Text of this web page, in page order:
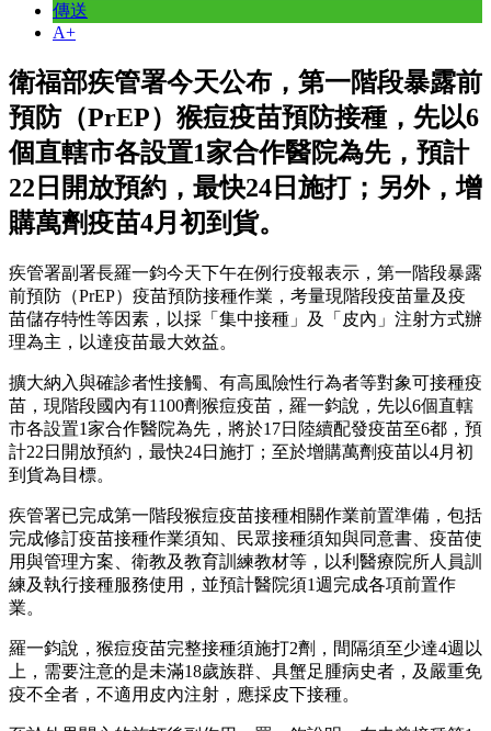
傳送
A+
衛福部疾管署今天公布，第一階段暴露前
預防（PrEP）猴痘疫苗預防接種，先以6
個直轄市各設置1家合作醫院為先，預計
22日開放預約，最快24日施打；另外，增
購萬劑疫苗4月初到貨。
疾管署副署長羅一鈞今天下午在例行疫報表示，第一階段暴露
前預防（PrEP）疫苗預防接種作業，考量現階段疫苗量及疫
苗儲存特性等因素，以採「集中接種」及「皮內」注射方式辦
理為主，以達疫苗最大效益。
擴大納入與確診者性接觸、有高風險性行為者等對象可接種疫
苗，現階段國內有1100劑猴痘疫苗，羅一鈞說，先以6個直轄
市各設置1家合作醫院為先，將於17日陸續配發疫苗至6都，預
計22日開放預約，最快24日施打；至於增購萬劑疫苗以4月初
到貨為目標。
疾管署已完成第一階段猴痘疫苗接種相關作業前置準備，包括
完成修訂疫苗接種作業須知、民眾接種須知與同意書、疫苗使
用與管理方案、衛教及教育訓練教材等，以利醫療院所人員訓
練及執行接種服務使用，並預計醫院須1週完成各項前置作
業。
羅一鈞說，猴痘疫苗完整接種須施打2劑，間隔須至少達4週以
上，需要注意的是未滿18歲族群、具蟹足腫病史者，及嚴重免
疫不全者，不適用皮內注射，應採皮下接種。